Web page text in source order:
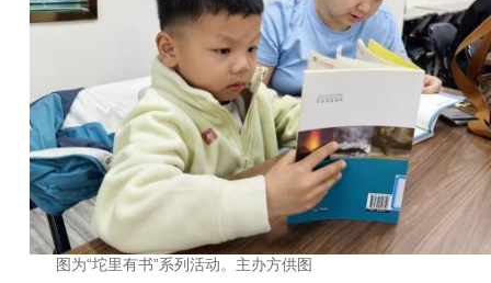
图为“坨里有书”系列活动。主办方供图